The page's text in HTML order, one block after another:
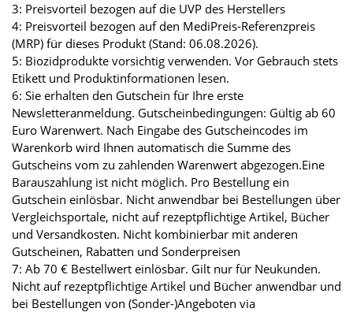
3: Preisvorteil bezogen auf die UVP des Herstellers
4: Preisvorteil bezogen auf den MediPreis-Referenzpreis
(MRP) für dieses Produkt (Stand: 06.08.2026).
5: Biozidprodukte vorsichtig verwenden. Vor Gebrauch stets
Etikett und Produktinformationen lesen.
6: Sie erhalten den Gutschein für Ihre erste
Newsletteranmeldung. Gutscheinbedingungen: Gültig ab 60
Euro Warenwert. Nach Eingabe des Gutscheincodes im
Warenkorb wird Ihnen automatisch die Summe des
Gutscheins vom zu zahlenden Warenwert abgezogen.Eine
Barauszahlung ist nicht möglich. Pro Bestellung ein
Gutschein einlösbar. Nicht anwendbar bei Bestellungen über
Vergleichsportale, nicht auf rezeptpflichtige Artikel, Bücher
und Versandkosten. Nicht kombinierbar mit anderen
Gutscheinen, Rabatten und Sonderpreisen
7: Ab 70 € Bestellwert einlösbar. Gilt nur für Neukunden.
Nicht auf rezeptpflichtige Artikel und Bücher anwendbar und
bei Bestellungen von (Sonder-)Angeboten via